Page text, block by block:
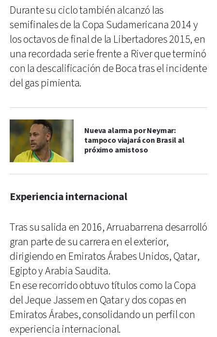
Durante su ciclo también alcanzó las
semifinales de la Copa Sudamericana 2014 y
los octavos de final de la Libertadores 2015, en
una recordada serie frente a River que terminó
con la descalificación de Boca tras el incidente
del gas pimienta.
Nueva alarma por Neymar:
tampoco viajará con Brasil al
próximo amistoso
Experiencia internacional
Tras su salida en 2016, Arruabarrena desarrolló
gran parte de su carrera en el exterior,
dirigiendo en Emiratos Árabes Unidos, Qatar,
Egipto y Arabia Saudita.
En ese recorrido obtuvo títulos como la Copa
del Jeque Jassem en Qatar y dos copas en
Emiratos Árabes, consolidando un perfil con
experiencia internacional.